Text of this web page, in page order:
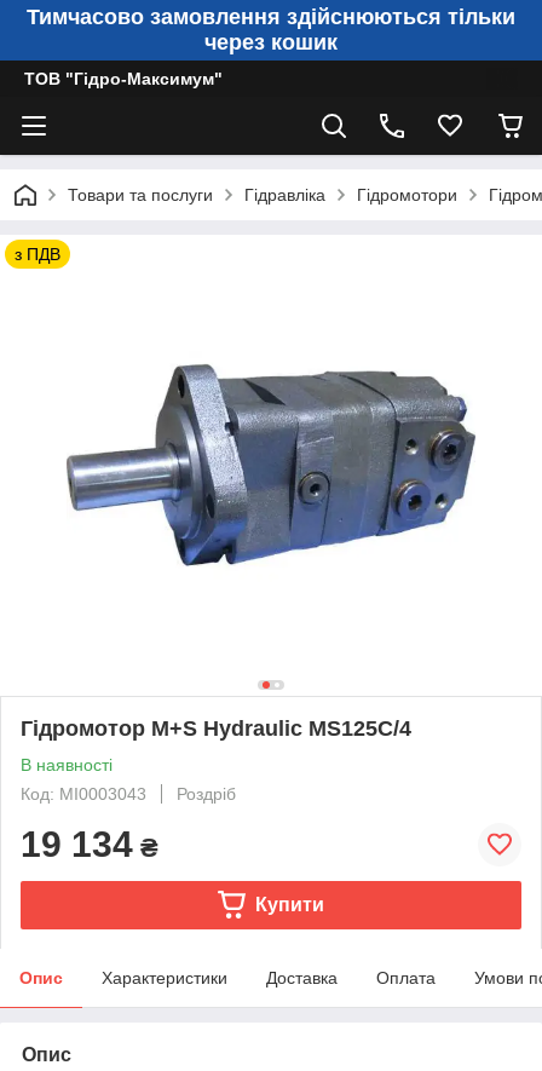
Тимчасово замовлення здійснюються тільки
через кошик
ТОВ "Гідро-Максимум"
Товари та послуги Гідравліка Гідромотори
з ПДВ
Гідромотор M+S Hydraulic MS125C/4
В наявності
Код: MI0003043
Роздріб
19 134 ₴
Купити
Опис Характеристики Доставка Оплата Умови
Опис